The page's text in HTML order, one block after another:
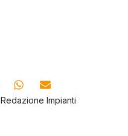
Redazione Impianti